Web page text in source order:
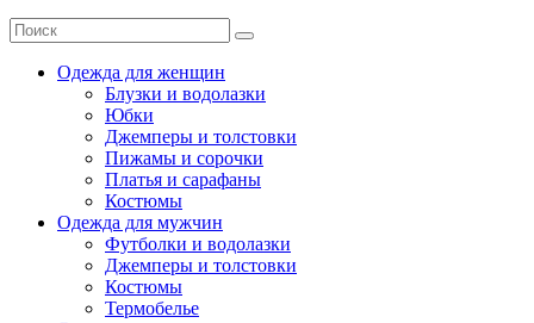
Одежда для женщин
Блузки и водолазки
Юбки
Джемперы и толстовки
Пижамы и сорочки
Платья и сарафаны
Костюмы
Одежда для мужчин
Футболки и водолазки
Джемперы и толстовки
Костюмы
Термобелье